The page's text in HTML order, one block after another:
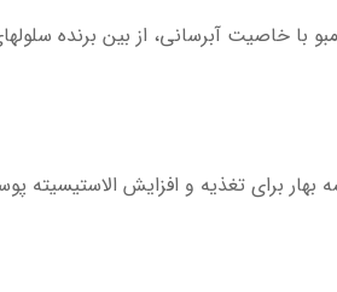
با خاصیت آبرسانی، از بین برنده
بهار برای تغذیه و افزایش الاستیسیته